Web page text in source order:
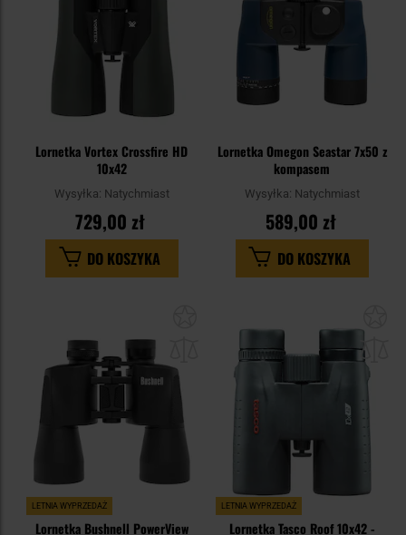
Lornetka Vortex Crossfire HD
10x42
Wysyłka: Natychmiast
729,00 zł
DO KOSZYKA
Lornetka Omegon Seastar 7x50 z
kompasem
Wysyłka: Natychmiast
589,00 zł
DO KOSZYKA
schowka
LETNIA WYPRZEDAŻ
Lornetka Bushnell PowerView
LETNIA WYPRZEDAŻ
Lornetka Tasco Roof 10x42 -